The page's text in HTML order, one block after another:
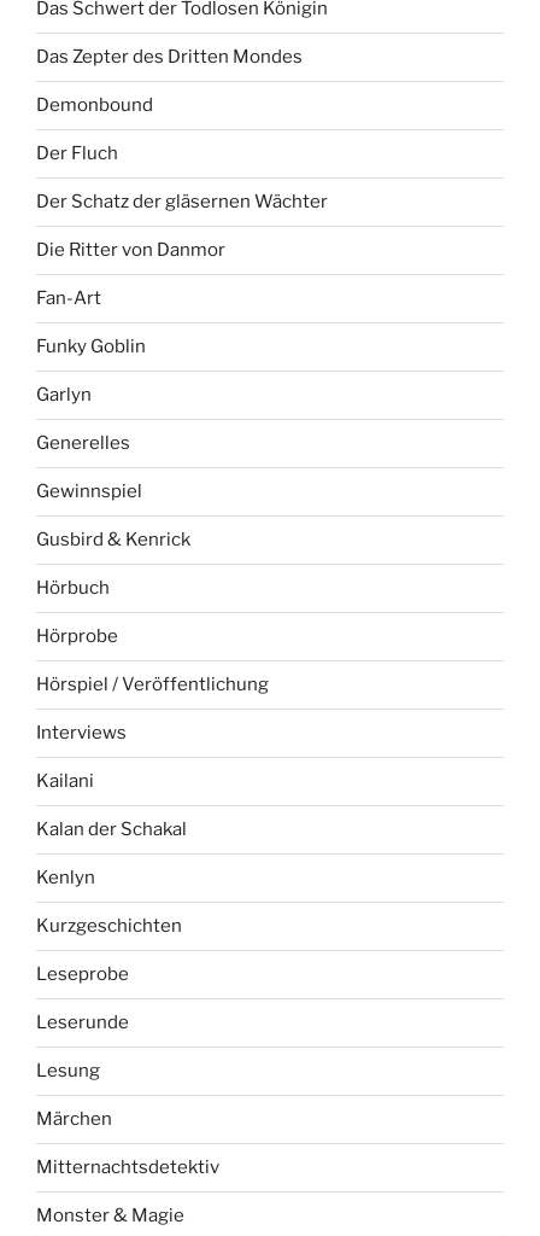
Das Schwert der Todlosen Königin
Das Zepter des Dritten Mondes
Demonbound
Der Fluch
Der Schatz der gläsernen Wächter
Die Ritter von Danmor
Fan-Art
Funky Goblin
Garlyn
Generelles
Gewinnspiel
Gusbird & Kenrick
Hörbuch
Hörprobe
Hörspiel / Veröffentlichung
Interviews
Kailani
Kalan der Schakal
Kenlyn
Kurzgeschichten
Leseprobe
Leserunde
Lesung
Märchen
Mitternachtsdetektiv
Monster & Magie